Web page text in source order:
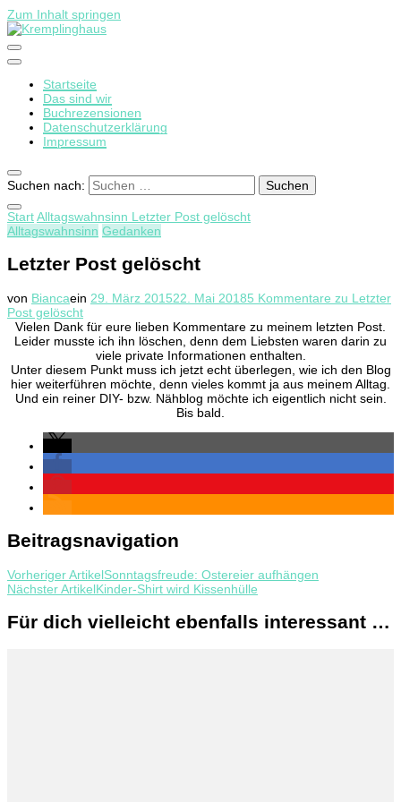
Zum Inhalt springen
Kremplinghaus
Startseite
Das sind wir
Buchrezensionen
Datenschutzerklärung
Impressum
Suchen nach:
StartAlltagswahnsinn Letzter Post gelöscht
Alltagswahnsinn Gedanken
Letzter Post gelöscht
von Biancaein 29. März 201522. Mai 20185 Kommentare zu Letzter
Post gelöscht
Vielen Dank für eure lieben Kommentare zu meinem letzten Post.
Leider musste ich ihn löschen, denn dem Liebsten waren darin zu
viele private Informationen enthalten.
Unter diesem Punkt muss ich jetzt echt überlegen, wie ich den Blog
hier weiterführen möchte, denn vieles kommt ja aus meinem Alltag.
Und ein reiner DIY- bzw. Nähblog möchte ich eigentlich nicht sein.
Bis bald.
Beitragsnavigation
Vorheriger ArtikelSonntagsfreude: Ostereier aufhängen
Nächster ArtikelKinder-Shirt wird Kissenhülle
Für dich vielleicht ebenfalls interessant …